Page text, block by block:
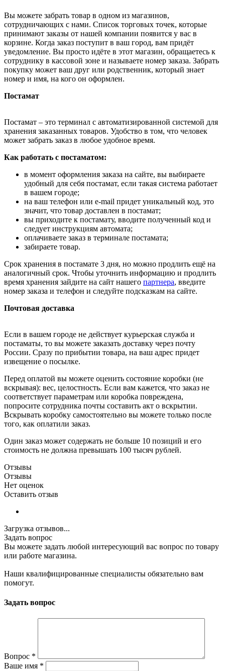
Вы можете забрать товар в одном из магазинов,
сотрудничающих с нами. Список торговых точек, которые
принимают заказы от нашей компании появится у вас в
корзине. Когда заказ поступит в ваш город, вам придёт
уведомление. Вы просто идёте в этот магазин, обращаетесь к
сотруднику в кассовой зоне и называете номер заказа. Забрать
покупку может ваш друг или родственник, который знает
номер и имя, на кого он оформлен.
Постамат
Постамат – это терминал с автоматизированной системой для
хранения заказанных товаров. Удобство в том, что человек
может забрать заказ в любое удобное время.
Как работать с постаматом:
в момент оформления заказа на сайте, вы выбираете
удобный для себя постамат, если такая система работает
в вашем городе;
на ваш телефон или e-mail придет уникальный код, это
значит, что товар доставлен в постамат;
вы приходите к постамату, вводите полученный код и
следует инструкциям автомата;
оплачиваете заказ в терминале постамата;
забираете товар.
Срок хранения в постамате 3 дня, но можно продлить ещё на
аналогичный срок. Чтобы уточнить информацию и продлить
время хранения зайдите на сайт нашего партнера, введите
номер заказа и телефон и следуйте подсказкам на сайте.
Почтовая доставка
Если в вашем городе не действует курьерская служба и
постаматы, то вы можете заказать доставку через почту
России. Сразу по прибытии товара, на ваш адрес придет
извещение о посылке.
Перед оплатой вы можете оценить состояние коробки (не
вскрывая): вес, целостность. Если вам кажется, что заказ не
соответствует параметрам или коробка повреждена,
попросите сотрудника почты составить акт о вскрытии.
Вскрывать коробку самостоятельно вы можете только после
того, как оплатили заказ.
Один заказ может содержать не больше 10 позиций и его
стоимость не должна превышать 100 тысяч рублей.
Отзывы
Отзывы
Нет оценок
Оставить отзыв
Загрузка отзывов...
Задать вопрос
Вы можете задать любой интересующий вас вопрос по товару
или работе магазина.
Наши квалифицированные специалисты обязательно вам
помогут.
Задать вопрос
Вопрос *
Ваше имя *